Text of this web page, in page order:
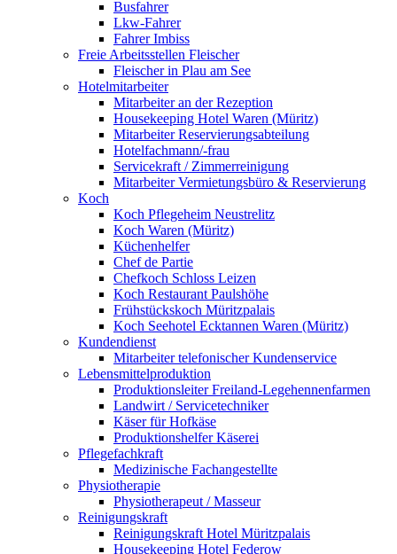
Busfahrer
Lkw-Fahrer
Fahrer Imbiss
Freie Arbeitsstellen Fleischer
Fleischer in Plau am See
Hotelmitarbeiter
Mitarbeiter an der Rezeption
Housekeeping Hotel Waren (Müritz)
Mitarbeiter Reservierungsabteilung
Hotelfachmann/-frau
Servicekraft / Zimmerreinigung
Mitarbeiter Vermietungsbüro & Reservierung
Koch
Koch Pflegeheim Neustrelitz
Koch Waren (Müritz)
Küchenhelfer
Chef de Partie
Chefkoch Schloss Leizen
Koch Restaurant Paulshöhe
Frühstückskoch Müritzpalais
Koch Seehotel Ecktannen Waren (Müritz)
Kundendienst
Mitarbeiter telefonischer Kundenservice
Lebensmittelproduktion
Produktionsleiter Freiland-Legehennenfarmen
Landwirt / Servicetechniker
Käser für Hofkäse
Produktionshelfer Käserei
Pflegefachkraft
Medizinische Fachangestellte
Physiotherapie
Physiotherapeut / Masseur
Reinigungskraft
Reinigungskraft Hotel Müritzpalais
Housekeeping Hotel Federow